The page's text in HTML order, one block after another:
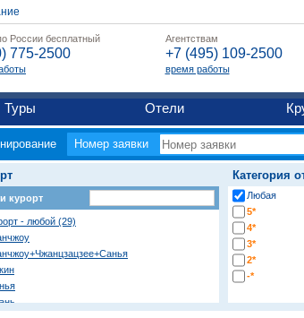
России бесплатный
775-2500
Агентствам
+7 (495) 109-2500
время работы
Туры Отели
Номер заявки
курорт
- любой (29)
Категория
Любая
5*
4*
3*
2*
-*